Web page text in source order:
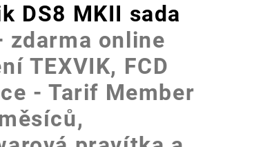
DS8 MKII sada
zdarma online
TEXVIK, FCD
- Tarif Member